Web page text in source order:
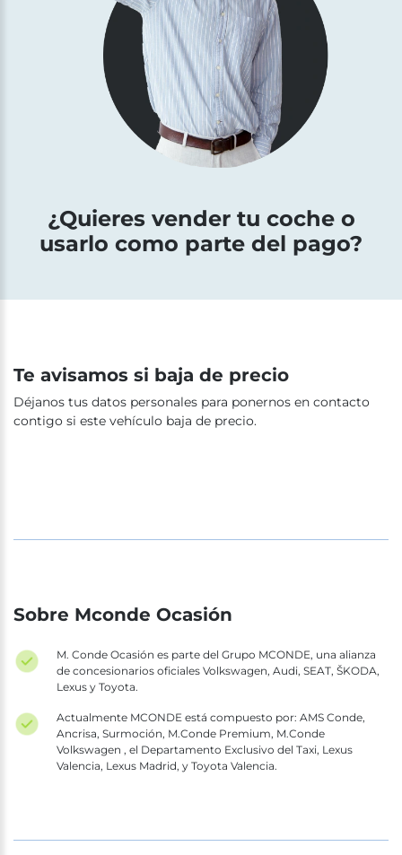
¿Quieres vender tu coche o
usarlo como parte del pago?
Te avisamos si baja de precio
Déjanos tus datos personales para ponernos en contacto
contigo si este vehículo baja de precio.
Sobre Mconde Ocasión
M. Conde Ocasión es parte del Grupo MCONDE, una alianza
de concesionarios oficiales Volkswagen, Audi, SEAT, ŠKODA,
Lexus y Toyota.
Actualmente MCONDE está compuesto por: AMS Conde,
Ancrisa, Surmoción, M.Conde Premium, M.Conde
Volkswagen , el Departamento Exclusivo del Taxi, Lexus
Valencia, Lexus Madrid, y Toyota Valencia.